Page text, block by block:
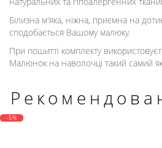
Білизна м'яка, ніжна, приємна на
сподобається Вашому малюку.
При пошитті комплекту
Малюнок на наволочці такий самий як
-5%